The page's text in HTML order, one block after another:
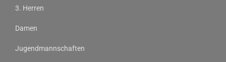
3. Herren
Damen
Jugendmannschaften